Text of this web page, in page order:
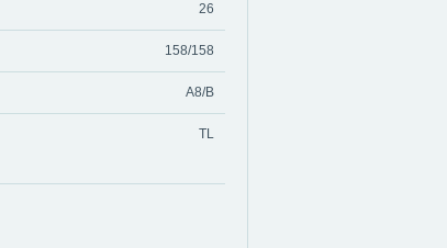
26
158/158
A8/B
TL